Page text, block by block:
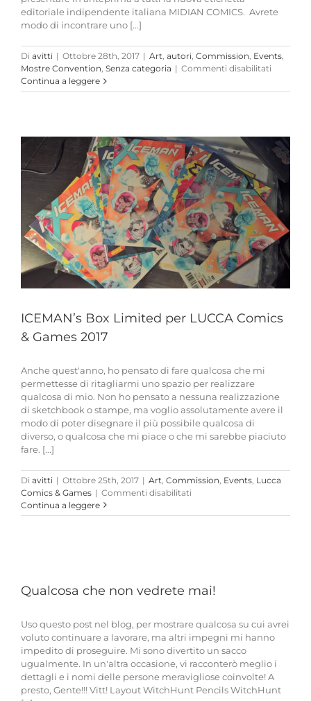
editoriale indipendente italiana MIDIAN COMICS. Avrete
modo di incontrare uno [...]
Di avitti | Ottobre 28th, 2017 | Art, autori, Commission, Events,
Mostre Convention, Senza categoria | Commenti disabilitati
29/10/
Event
a
Piacenza
Continua a leggere
ICEMAN’s Box Limited per LUCCA Comics
& Games 2017
Anche quest'anno, ho pensato di fare qualcosa che mi
permettesse di ritagliarmi uno spazio per realizzare
qualcosa di mio. Non ho pensato a nessuna realizzazione
di sketchbook o stampe, ma voglio assolutamente avere il
modo di poter disegnare il più possibile qualcosa di
diverso, o qualcosa che mi piace o che mi sarebbe piaciuto
fare. [...]
Di avitti | Ottobre 25th, 2017 | Art Commission Events Lucca
Comics & Games | Commenti disabilitati
Box
Games
Continua a leggere
Qualcosa che non vedrete mai!
Uso questo post nel blog, per mostrare qualcosa su cui avrei
voluto continuare a lavorare, ma altri impegni mi hanno
impedito di proseguire. Mi sono divertito un sacco
ugualmente. In un'altra occasione, vi racconterò meglio i
dettagli e i nomi delle persone meravigliose coinvolte! A
presto, Gente!!! Vitt! Layout WitchHunt Pencils WitchHunt